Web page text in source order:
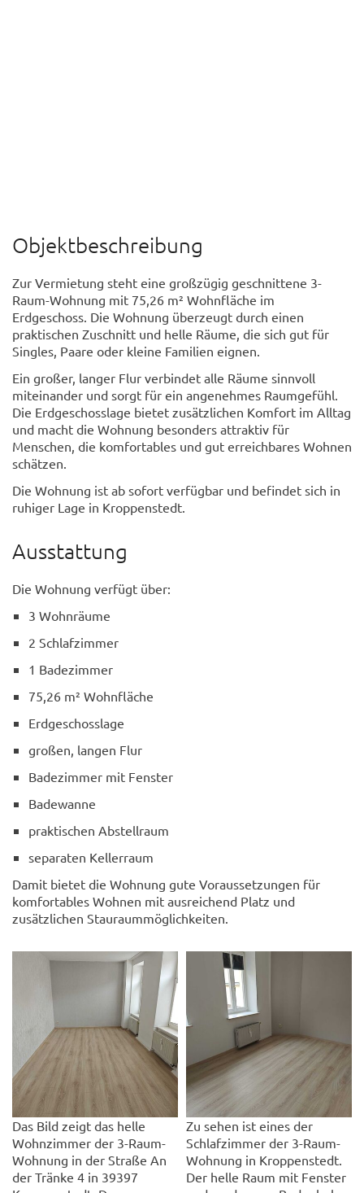
Objektbeschreibung
Zur Vermietung steht eine großzügig geschnittene 3-
Raum-Wohnung mit 75,26 m² Wohnfläche im
Erdgeschoss. Die Wohnung überzeugt durch einen
praktischen Zuschnitt und helle Räume, die sich gut für
Singles, Paare oder kleine Familien eignen.
Ein großer, langer Flur verbindet alle Räume sinnvoll
miteinander und sorgt für ein angenehmes Raumgefühl.
Die Erdgeschosslage bietet zusätzlichen Komfort im Alltag
und macht die Wohnung besonders attraktiv für
Menschen, die komfortables und gut erreichbares Wohnen
schätzen.
Die Wohnung ist ab sofort verfügbar und befindet sich in
ruhiger Lage in Kroppenstedt.
Ausstattung
Die Wohnung verfügt über:
3 Wohnräume
2 Schlafzimmer
1 Badezimmer
75,26 m² Wohnfläche
Erdgeschosslage
großen, langen Flur
Badezimmer mit Fenster
Badewanne
praktischen Abstellraum
separaten Kellerraum
Damit bietet die Wohnung gute Voraussetzungen für
komfortables Wohnen mit ausreichend Platz und
zusätzlichen Stauraummöglichkeiten.
Das Bild zeigt das helle
Wohnzimmer der 3-Raum-
Wohnung in der Straße An
der Tränke 4 in 39397
Zu sehen ist eines der
Schlafzimmer der 3-Raum-
Wohnung in Kroppenstedt.
Der helle Raum mit Fenster